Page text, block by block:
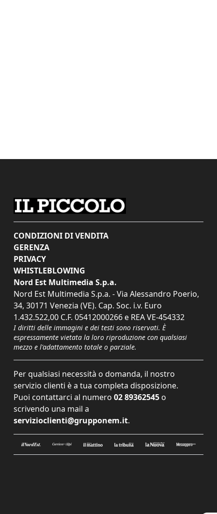
CONDIZIONI DI VENDITA
GERENZA
PRIVACY
WHISTLEBLOWING
Nord Est Multimedia S.p.a.
Nord Est Multimedia S.p.a. - Via Alessandro Poerio,
34, 30171 Venezia (VE). Cap. Soc. i.v. Euro
1.432.522,00 C.F. 05412000266 e REA VE-454332
I diritti delle immagini e dei testi sono riservati. È
espressamente vietata la loro riproduzione con qualsiasi
mezzo e l'adattamento totale o parziale.
Per qualsiasi necessità o domanda, il nostro
servizio clienti è a tua completa disposizione.
Puoi contattarci al numero 02 89362545 o
scrivendo una mail a
servizioclienti@grupponem.it.